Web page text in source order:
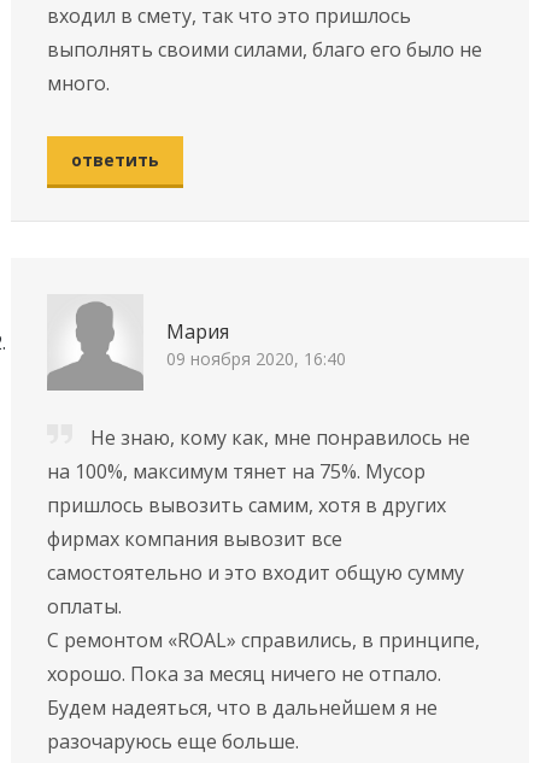
входил в смету, так что это пришлось
выполнять своими силами, благо его было не
много.
ответить
Мария
09 ноября 2020, 16:40
Не знаю, кому как, мне понравилось не
на 100%, максимум тянет на 75%. Мусор
пришлось вывозить самим, хотя в других
фирмах компания вывозит все
самостоятельно и это входит общую сумму
оплаты.
С ремонтом «ROAL» справились, в принципе,
хорошо. Пока за месяц ничего не отпало.
Будем надеяться, что в дальнейшем я не
разочаруюсь еще больше.